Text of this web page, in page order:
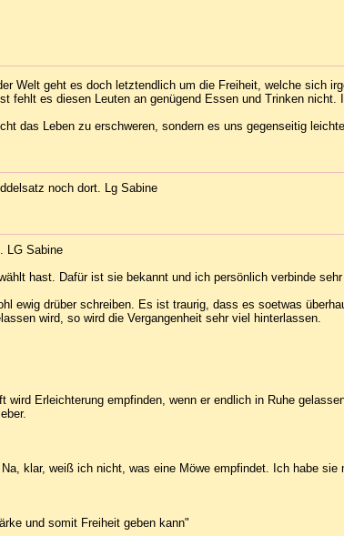
Welt geht es doch letztendlich um die Freiheit, welche sich
fehlt es diesen Leuten an genügend Essen und Trinken
das Leben zu erschweren, sondern es uns gegenseitig
noch dort. Lg Sabine
LG Sabine
hast. Dafür ist sie bekannt und ich persönlich verbinde
ewig drüber schreiben. Es ist traurig, dass es soetwas
wird, so wird die Vergangenheit sehr viel hinterlassen.
Erleichterung empfinden, wenn er endlich in Ruhe
klar, weiß ich nicht, was eine Möwe empfindet. Ich habe
und somit Freiheit geben kann"